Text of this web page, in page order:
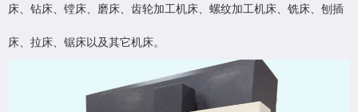
床、钻床、镗床、磨床、齿轮加工机床、螺纹加工机床、铣床、刨插
床、拉床、锯床以及其它机床。